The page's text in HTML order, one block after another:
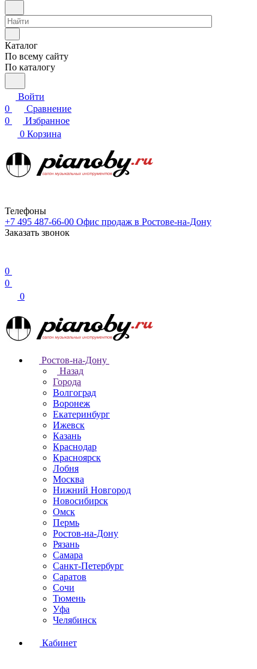
Каталог
По всему сайту
По каталогу
Войти
0
Сравнение
0
Избранное
0 Корзина
Телефоны
+7 495 487-66-00 Офис продаж в Ростове-на-Дону
Заказать звонок
0
0
0
Ростов-на-Дону
Назад
Города
Волгоград
Воронеж
Екатеринбург
Ижевск
Казань
Краснодар
Красноярск
Лобня
Москва
Нижний Новгород
Новосибирск
Омск
Пермь
Ростов-на-Дону
Рязань
Самара
Санкт-Петербург
Саратов
Сочи
Тюмень
Уфа
Челябинск
Кабинет